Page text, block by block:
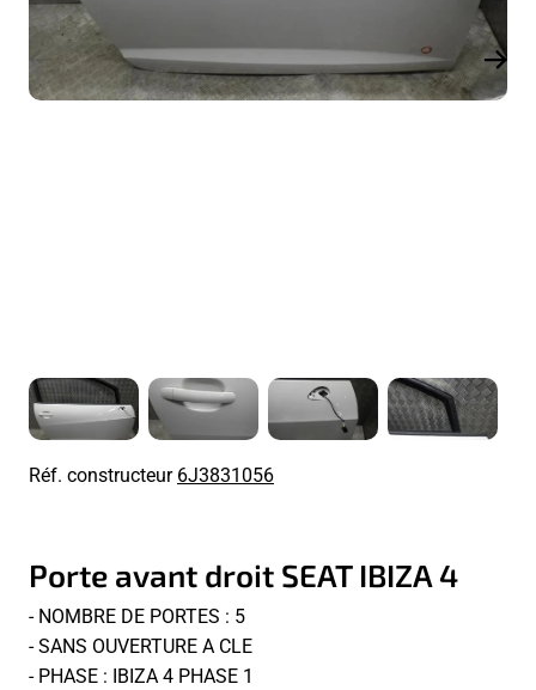
Réf. constructeur6J3831056
Porte avant droit SEAT IBIZA 4
- NOMBRE DE PORTES : 5
- SANS OUVERTURE A CLE
- PHASE : IBIZA 4 PHASE 1